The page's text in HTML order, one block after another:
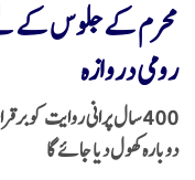
محرم کے جلوس کے لیے
رومی دروازہ
دوبارہ کھول دیا جائے گا